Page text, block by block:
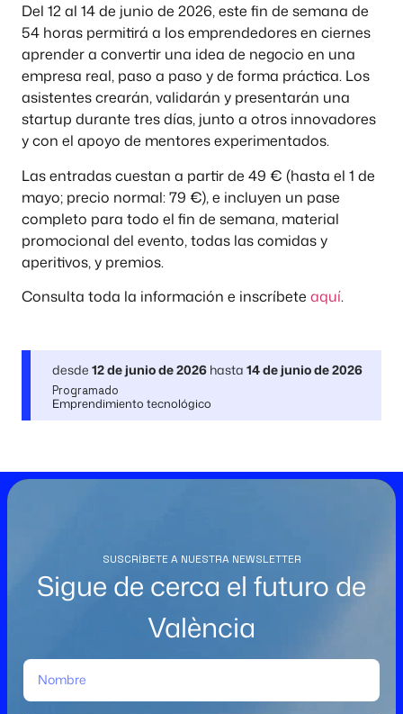
Del 12 al 14 de junio de 2026, este fin de semana de
54 horas permitirá a los emprendedores en ciernes
aprender a convertir una idea de negocio en una
empresa real, paso a paso y de forma práctica. Los
asistentes crearán, validarán y presentarán una
startup durante tres días, junto a otros innovadores
y con el apoyo de mentores experimentados.
Las entradas cuestan a partir de 49 € (hasta el 1 de
mayo; precio normal: 79 €), e incluyen un pase
completo para todo el fin de semana, material
promocional del evento, todas las comidas y
aperitivos, y premios.
Consulta toda la información e inscríbete aquí.
desde 12 de junio de 2026 hasta 14 de junio de 2026
Programado
Emprendimiento tecnológico
SUSCRÍBETE A NUESTRA NEWSLETTER
Sigue de cerca el futuro de
València